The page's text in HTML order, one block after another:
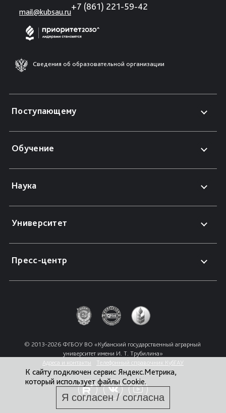
mail@kubsau.ru
+7 (861) 221-59-42
Сведения об образовательной организации
Поступающему
Обучение
Наука
Университет
Пресс-центр
© 2013-2026 ФГБОУ ВО «Кубанский государственный аграрный
университет имени И. Т. Трубилина»
Адреса и контакты
Телефонный справочник КубГАУ
К сайту подключен сервис Яндекс.Метрика,
который использует файлы Cookie.
Я согласен / согласна